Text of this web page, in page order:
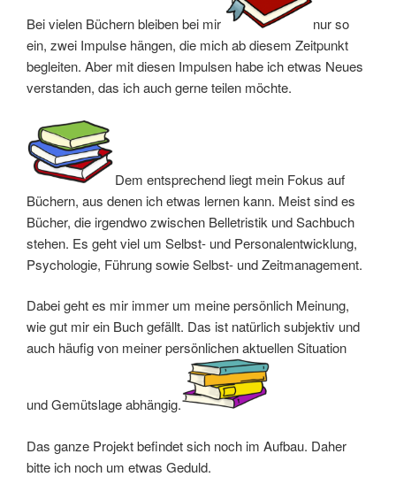
Bei vielen Büchern bleiben bei mir
nur so
ein, zwei Impulse hängen, die mich ab diesem Zeitpunkt
begleiten. Aber mit diesen Impulsen habe ich etwas Neues
verstanden, das ich auch gerne teilen möchte.
Dem entsprechend liegt mein Fokus auf
Büchern, aus denen ich etwas lernen kann. Meist sind es
Bücher, die irgendwo zwischen Belletristik und Sachbuch
stehen. Es geht viel um Selbst- und Personalentwicklung,
Psychologie, Führung sowie Selbst- und Zeitmanagement.
Dabei geht es mir immer um meine persönlich Meinung,
wie gut mir ein Buch gefällt. Das ist natürlich subjektiv und
auch häufig von meiner persönlichen aktuellen Situation
und Gemütslage abhängig.
Das ganze Projekt befindet sich noch im Aufbau. Daher
bitte ich noch um etwas Geduld.